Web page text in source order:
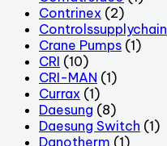
Contrinex (2)
Controlssupplychain
Crane Pumps (1)
CRI (10)
CRI-MAN (1)
Currax (1)
Daesung (8)
Daesung Switch (1)
Danotherm (1)